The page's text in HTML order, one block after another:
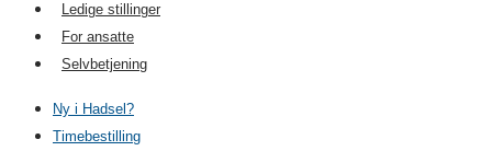
Ledige stillinger
For ansatte
Selvbetjening
Ny i Hadsel?
Timebestilling